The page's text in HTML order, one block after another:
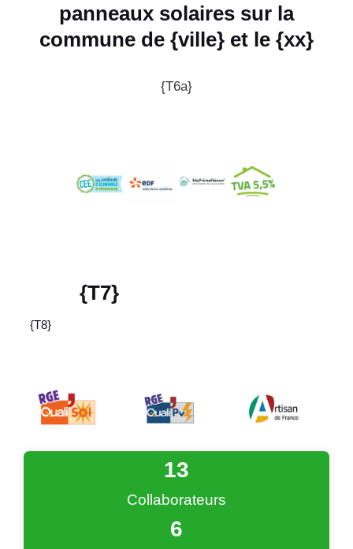
panneaux solaires sur la
commune de {ville} et le {xx}
{T6a}
{T7}
{T8}
Collaborateurs
13
6